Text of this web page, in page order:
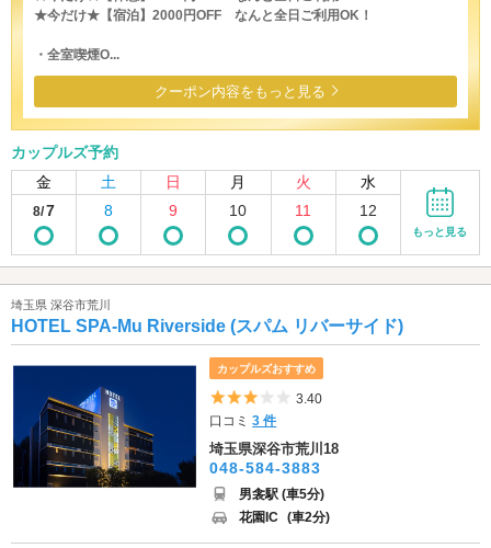
★今だけ★【宿泊】2000円OFF なんと全日ご利用OK！
・全室喫煙O...
クーポン内容をもっと見る
カップルズ予約
金
土 日 月 火 水
8/7 8 9 10 11 12
もっと見る
埼玉県 深谷市荒川
HOTEL SPA-Mu Riverside (スパム リバーサイド)
カップルズおすすめ
5つ星のうち3
3.40
口コミ3 件
埼玉県深谷市荒川18
048-584-3883
男衾駅 (車5分)
花園IC (車2分)